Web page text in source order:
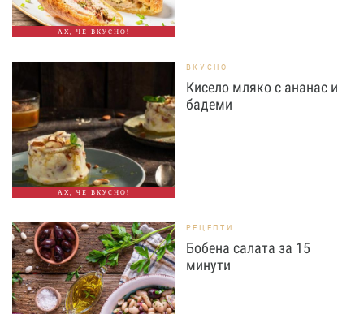
АХ, ЧЕ ВКУСНО!
АХ, ЧЕ ВКУСНО!
ВКУСНО
Кисело мляко с ананас и
бадеми
РЕЦЕПТИ
Бобена салата за 15
минути